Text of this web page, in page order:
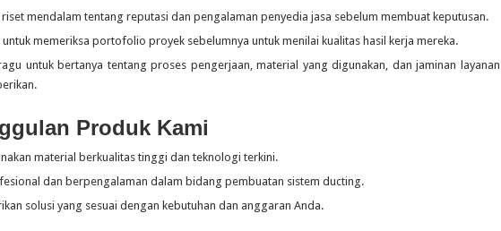
riset mendalam tentang reputasi dan pengalaman penyedia jasa sebelum membuat keputusan.
untuk memeriksa portofolio proyek sebelumnya untuk menilai kualitas hasil kerja mereka.
untuk bertanya tentang proses pengerjaan, material yang digunakan, dan jaminan layanan
Produk Kami
material berkualitas tinggi dan teknologi terkini.
dan berpengalaman dalam bidang pembuatan sistem ducting.
solusi yang sesuai dengan kebutuhan dan anggaran Anda.